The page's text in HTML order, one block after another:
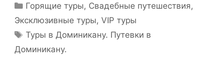
Горящие туры, Свадебные путешествия,
Эксклюзивные туры, VIP туры
Туры в Доминикану. Путевки в
Доминикану.